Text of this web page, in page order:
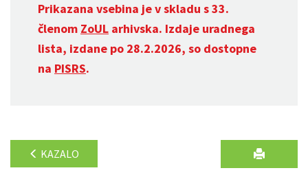
Prikazana vsebina je v skladu s 33.
členom ZoUL arhivska. Izdaje uradnega
lista, izdane po 28.2.2026, so dostopne
na PISRS.
KAZALO